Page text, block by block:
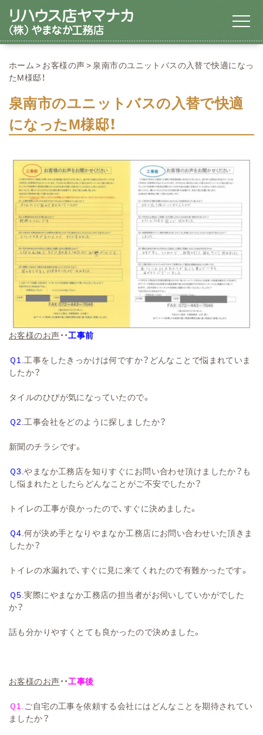
ホーム お客様の声
泉南市のユニットバスの入替で快適になっ
たM様邸！
泉南市のユニットバスの入替で快適
になったM様邸！
お客様のお声・・工事前
Ｑ1.工事をしたきっかけは何ですか？どんなことで悩まれていま
したか？
タイルのひびが気になっていたので。
Ｑ2.工事会社をどのように探しましたか？
新聞のチラシです。
Ｑ3.やまなか工務店を知りすぐにお問い合わせ頂けましたか？も
し悩まれたとしたらどんなことがご不安でしたか？
トイレの工事が良かったので、すぐに決めました。
Ｑ4.何が決め手となりやまなか工務店にお問い合わせいた頂きま
したか？
トイレの水漏れで、すぐに見に来てくれたので有難かったです。
Ｑ5.実際にやまなか工務店の担当者がお伺いしていかがでした
か？
話も分かりやすくとても良かったので決めました。
お客様のお声・・工事後
Ｑ1.ご自宅の工事を依頼する会社にはどんなことを期待されてい
ましたか？